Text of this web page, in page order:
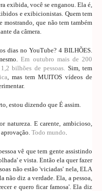
exibida, você se enganou. Ela é,
e exibicionistas. Quem tem
mostrando, que não tem também
da câmera.
dias no YouTube? 4 BILHÕES.
Em outubro mais de 200
bilhões de pessoas. Sim, tem
, mas tem MUITOS vídeos de
estou dizendo que É assim.
natureza. E carente, ambicioso,
Todo mundo
vê que tem gente assistindo
e vista. Então ela quer fazer
não estão 'viciadas' nela, ELA
não diz a verdade. Ela, a pessoa,
e quero ficar famosa'. Ela diz